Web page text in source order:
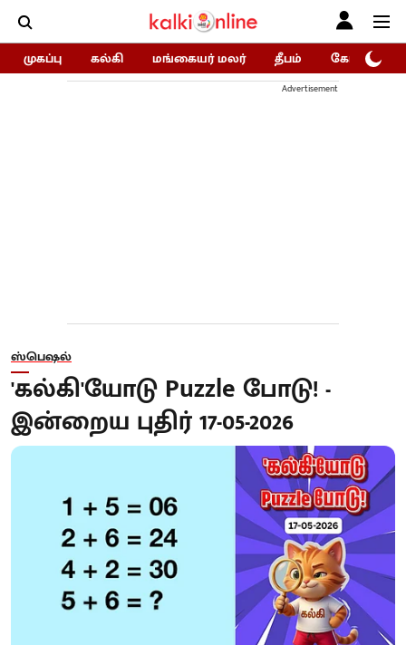
முகப்பு கல்கி மங்கையர் மலர் தீபம் கோகுலம்/
Advertisement
ஸ்பெஷல்
'கல்கி'யோடு Puzzle போடு! -
இன்றைய புதிர் 17-05-2026